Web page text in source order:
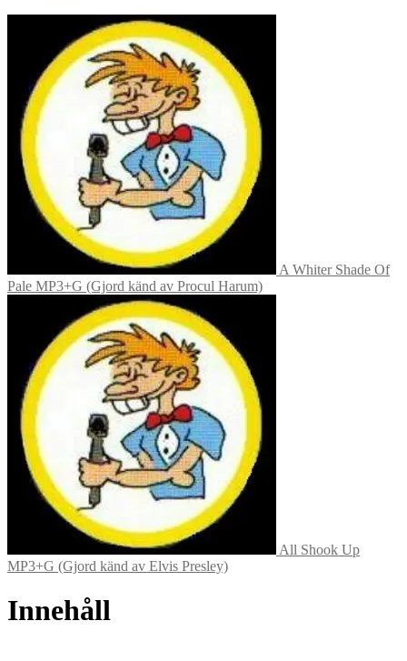
A Whiter Shade Of
Pale MP3+G (Gjord känd av Procul Harum)
All Shook Up
MP3+G (Gjord känd av Elvis Presley)
Innehåll